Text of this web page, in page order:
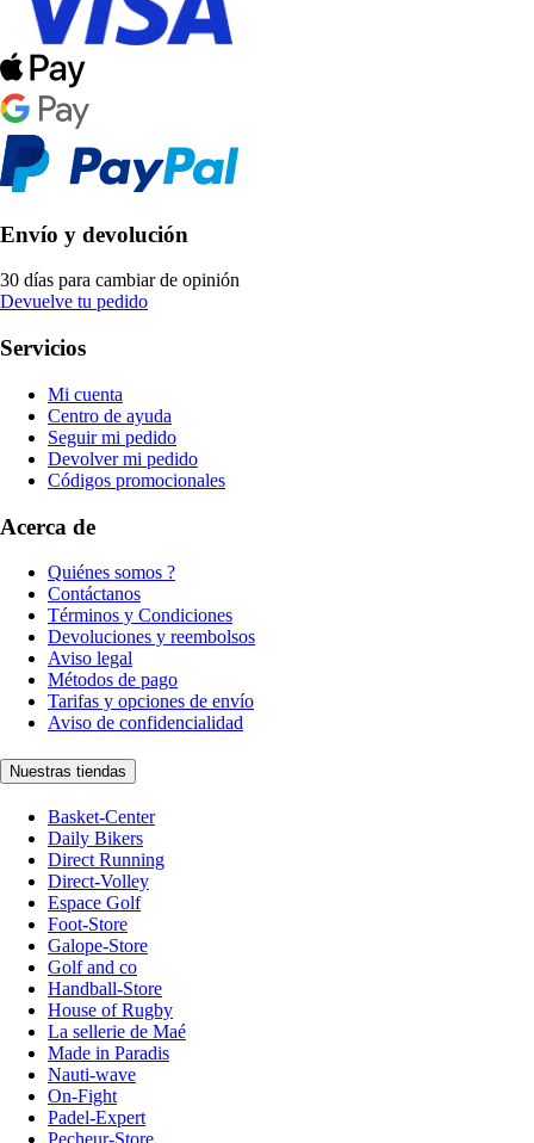
Envío y devolución
30 días para cambiar de opinión
Devuelve tu pedido
Servicios
Mi cuenta
Centro de ayuda
Seguir mi pedido
Devolver mi pedido
Códigos promocionales
Acerca de
Quiénes somos ?
Contáctanos
Términos y Condiciones
Devoluciones y reembolsos
Aviso legal
Métodos de pago
Tarifas y opciones de envío
Aviso de confidencialidad
Nuestras tiendas
Basket-Center
Daily Bikers
Direct Running
Direct-Volley
Espace Golf
Foot-Store
Galope-Store
Golf and co
Handball-Store
House of Rugby
La sellerie de Maé
Made in Paradis
Nauti-wave
On-Fight
Padel-Expert
Pecheur-Store